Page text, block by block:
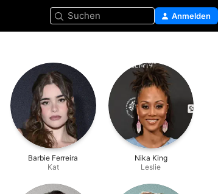
Suchen Anmelden
Barbie Ferreira
Kat
Nika King
Leslie